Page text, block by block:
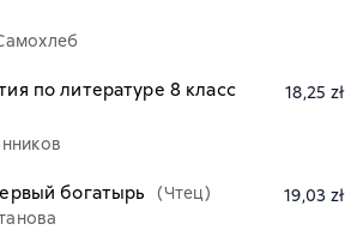
по литературе 8 класс 18,25 zł
богатырь
(Чтец)
19,03 zł